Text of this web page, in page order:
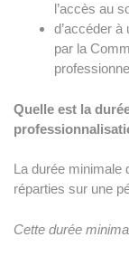
l’accès au
d’accéder à
par la
Quelle est la
La durée minimale
réparties sur une
Cette durée